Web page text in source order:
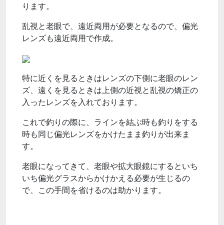
ります。
乱視と老眼で、遠近両用が必要となるので、偏光
レンズも遠近両用で作成。
特に近くを見るときはレンズの下側に老眼のレン
ズ、遠くを見るときは上側の近視と乱視の矯正の
入ったレンズを入れております。
これで釣りの際に、ラインを結ぶ時も釣りをする
時も同じ偏光レンズをかけたまま釣りが出来ま
す。
老眼になってきて、老眼や拡大眼鏡にするといち
いち偏光グラスからかけかえる必要が生じるの
で、この手間を省けるのは助かります。